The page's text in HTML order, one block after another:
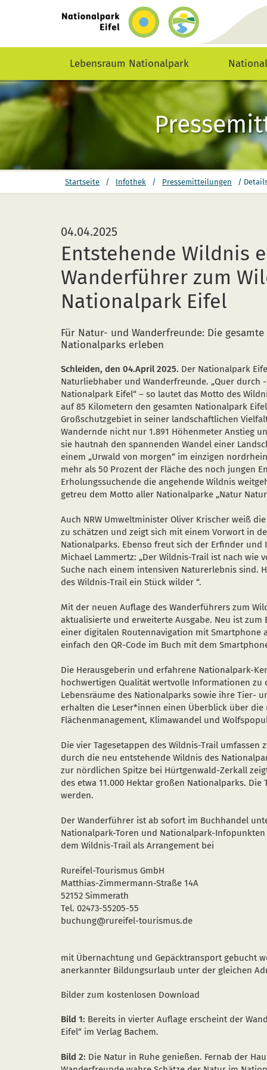
Startseite
Lebensraum Nationalpark
sich
Startseite / Infothek / Pressemitteilungen /
04.04.2025
Entstehende Wildnis
Wanderführer zum
Nationalpark Eifel
Für Natur- und Wanderfreunde: Die
Nationalparks erleben
Schleiden, den 04.April 2025. Der Nationalpark
Naturliebhaber und Wanderfreunde. „Quer durch
Nationalpark Eifel“ – so lautet das Motto des
auf 85 Kilometern den gesamten Nationalpark
Großschutzgebiet in seiner landschaftlichen
Wandernde nicht nur 1.891 Höhenmeter Anstieg
sie hautnah den spannenden Wandel einer
einem „Urwald von morgen“ im einzigen
mehr als 50 Prozent der Fläche des noch jungen
Erholungssuchende die angehende Wildnis
getreu dem Motto aller Nationalparke „Natur
Auch NRW Umweltminister Oliver Krischer weiß
zu schätzen und zeigt sich mit einem Vorwort in
Nationalparks. Ebenso freut sich der Erfinder
Michael Lammertz: „Der Wildnis-Trail ist nach
Suche nach einem intensiven Naturerlebnis sind.
des Wildnis-Trail ein Stück wilder “.
Mit der neuen Auflage des Wanderführers zum
aktualisierte und erweiterte Ausgabe. Neu ist zum
einer digitalen Routennavigation mit Smartphone
einfach den QR-Code im Buch mit dem
Die Herausgeberin und erfahrene Nationalpark-
hochwertigen Qualität wertvolle Informationen zu
Lebensräume des Nationalparks sowie ihre Tier-
erhalten die Leser*innen einen Überblick über
Flächenmanagement, Klimawandel und
Die vier Tagesetappen des Wildnis-Trail
durch die neu entstehende Wildnis des
zur nördlichen Spitze bei Hürtgenwald-Zerkall
des etwa 11.000 Hektar großen Nationalparks.
werden.
Der Wanderführer ist ab sofort im Buchhandel
Nationalpark-Toren und Nationalpark-
dem Wildnis-Trail als Arrangement bei
Rureifel-Tourismus GmbH
Matthias-Zimmermann-Straße 14A
52152 Simmerath
Tel. 02473-55205-55
buchung@rureifel-tourismus.de
mit Übernachtung und Gepäcktransport gebucht
anerkannter Bildungsurlaub unter der gleichen
Bilder zum kostenlosen Download
Bild 1: Bereits in vierter Auflage erscheint der
Eifel“ im Verlag Bachem.
Bild 2: Die Natur in Ruhe genießen. Fernab der